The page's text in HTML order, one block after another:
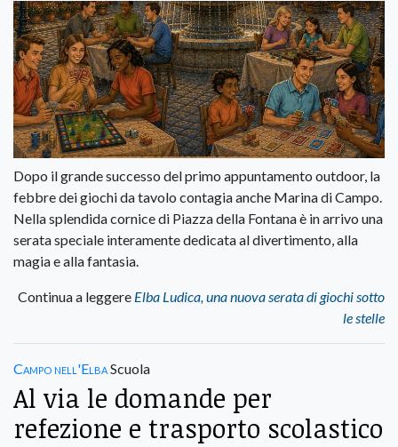
Dopo il grande successo del primo appuntamento outdoor, la
febbre dei giochi da tavolo contagia anche Marina di Campo.
Nella splendida cornice di Piazza della Fontana è in arrivo una
serata speciale interamente dedicata al divertimento, alla
magia e alla fantasia.
Continua a leggere Elba Ludica, una nuova serata di giochi sotto
le stelle
Campo nell'ElbaScuola
Al via le domande per
refezione e trasporto scolastico